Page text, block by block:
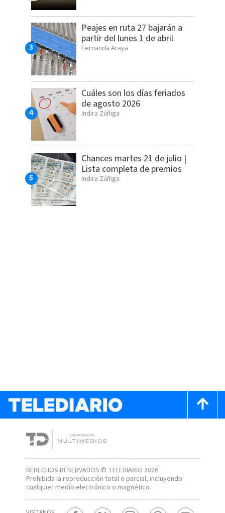
Peajes en ruta 27 bajarán a
partir del lunes 1 de abril
Fernanda Araya
Cuáles son los días feriados
de agosto 2026
Indira Zúñiga
Chances martes 21 de julio |
Lista completa de premios
Indira Zúñiga
DERECHOS RESERVADOS © TELEDIARIO 2026
Prohibida la reproducción total o parcial, incluyendo
cualquier medio electrónico o magnético.